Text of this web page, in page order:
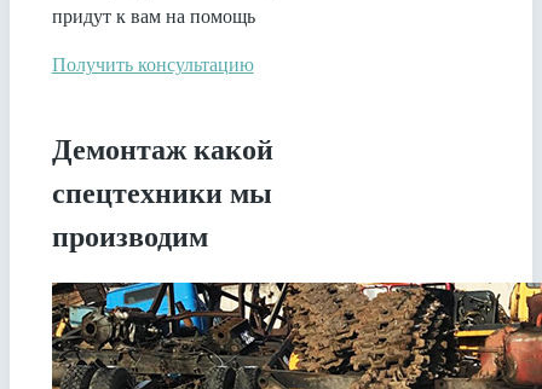
придут к вам на помощь
Получить консультацию
Демонтаж какой
спецтехники мы
производим